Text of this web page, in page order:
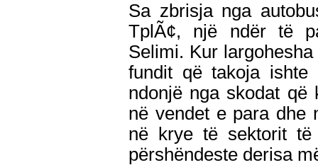
Sa zbrisja nga
TplÃ¢, një ndër të
Selimi. Kur
fundit që takoja ishte
ndonjë nga skodat që
në vendet e para dhe
në krye të sektorit të
përshëndeste derisa